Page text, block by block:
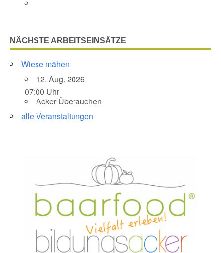
NÄCHSTE ARBEITSEINSÄTZE
Wiese mähen
12. Aug. 2026
07:00 Uhr
Acker Überauchen
alle Veranstaltungen